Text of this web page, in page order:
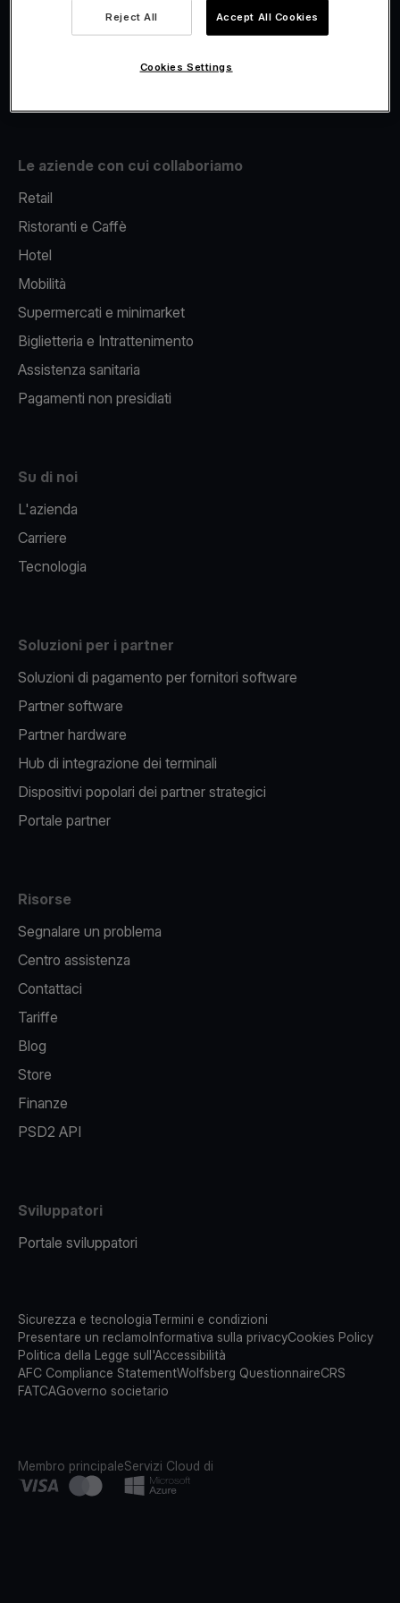
Fiscalizzazione
Le aziende con cui collaboriamo
Retail
Ristoranti e Caffè
Hotel
Mobilità
Supermercati e minimarket
Biglietteria e Intrattenimento
Assistenza sanitaria
Pagamenti non presidiati
Su di noi
L'azienda
Carriere
Tecnologia
Soluzioni per i partner
Soluzioni di pagamento per fornitori software
Partner software
Partner hardware
Hub di integrazione dei terminali
Dispositivi popolari dei partner strategici
Portale partner
Risorse
Segnalare un problema
Centro assistenza
Contattaci
Tariffe
Blog
Store
Finanze
PSD2 API
Sviluppatori
Portale sviluppatori
Sicurezza e tecnologiaTermini e condizioni
Presentare un reclamoInformativa sulla privacyCookies Policy
Politica della Legge sull'Accessibilità
AFC Compliance StatementWolfsberg QuestionnaireCRS
FATCAGoverno societario
Membro principaleServizi Cloud di
Reject All Accept All Cookies
Cookies Settings